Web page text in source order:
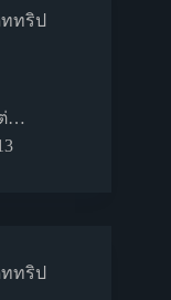
ทริป
…
ทริป